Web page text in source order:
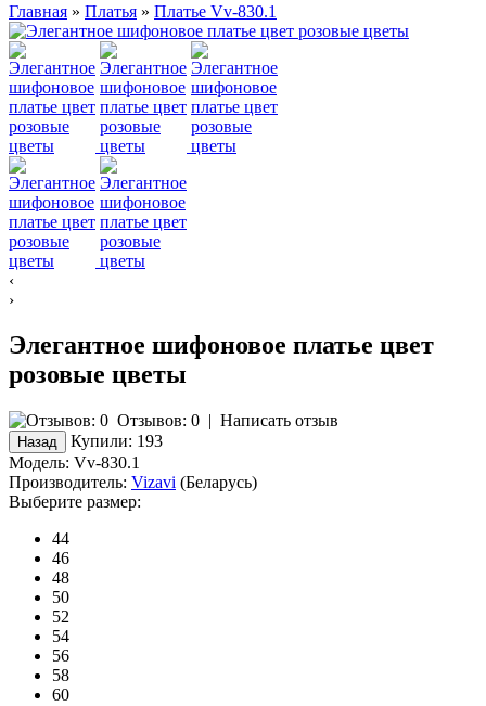
Главная » Платья » Платье Vv-830.1
‹
›
Элегантное шифоновое платье цвет
розовые цветы
Отзывов: 0 | Написать отзыв
Купили: 193
Модель: Vv-830.1
Производитель: Vizavi (Беларусь)
Выберите размер:
44
46
48
50
52
54
56
58
60